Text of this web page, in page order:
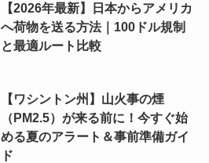
【2026年最新】日本からアメリカ
へ荷物を送る方法｜100ドル規制
と最適ルート比較
【ワシントン州】山火事の煙
（PM2.5）が来る前に！今すぐ始
める夏のアラート＆事前準備ガイ
ド